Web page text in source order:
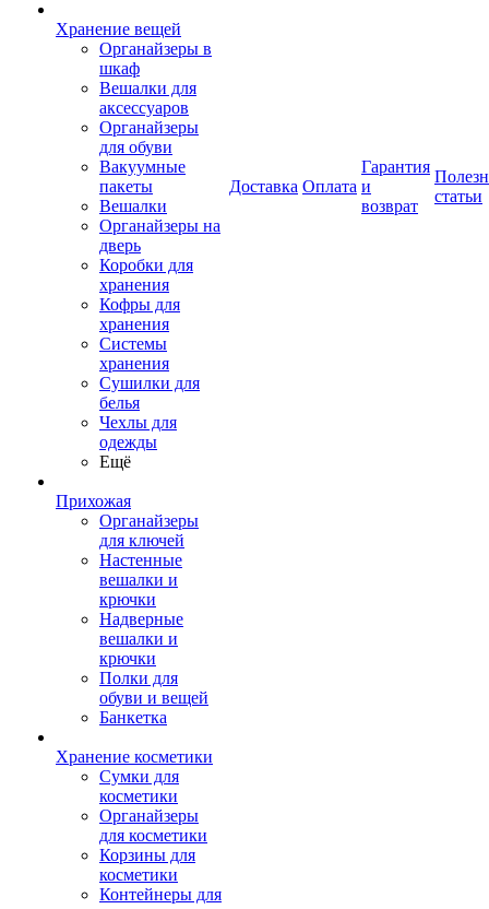
Хранение вещей
Органайзеры в
шкаф
Вешалки для
аксессуаров
Органайзеры
для обуви
Вакуумные
пакеты
Вешалки
Органайзеры на
дверь
Коробки для
хранения
Кофры для
хранения
Системы
хранения
Сушилки для
белья
Чехлы для
одежды
Ещё
Прихожая
Органайзеры
для ключей
Настенные
вешалки и
крючки
Надверные
вешалки и
крючки
Полки для
обуви и вещей
Банкетка
Хранение косметики
Сумки для
косметики
Органайзеры
для косметики
Корзины для
косметики
Контейнеры для
Доставка Оплата
Гарантия
и
возврат
статьи